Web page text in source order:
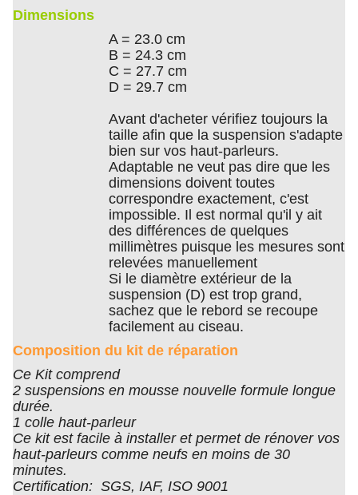
Dimensions
A = 23.0 cm
B = 24.3 cm
C = 27.7 cm
D = 29.7 cm
Avant d'acheter vérifiez toujours la
taille afin que la suspension s'adapte
bien sur vos haut-parleurs.
Adaptable ne veut pas dire que les
dimensions doivent toutes
correspondre exactement, c'est
impossible. Il est normal qu'il y ait
des différences de quelques
millimètres puisque les mesures sont
relevées manuellement
Si le diamètre extérieur de la
suspension (D) est trop grand,
sachez que le rebord se recoupe
facilement au ciseau.
Composition du kit de réparation
Ce Kit comprend
2 suspensions en mousse nouvelle formule longue
durée.
1 colle haut-parleur
Ce kit est facile à installer et permet de rénover vos
haut-parleurs comme neufs en moins de 30
minutes.
Certification: SGS, IAF, ISO 9001